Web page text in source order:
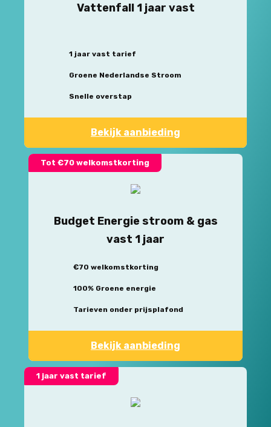
Vattenfall 1 jaar vast
1 jaar vast tarief
Groene Nederlandse Stroom
Snelle overstap
Bekijk aanbieding
Tot €70 welkomstkorting
Budget Energie stroom & gas
vast 1 jaar
€70 welkomstkorting
100% Groene energie
Tarieven onder prijsplafond
Bekijk aanbieding
1 jaar vast tarief